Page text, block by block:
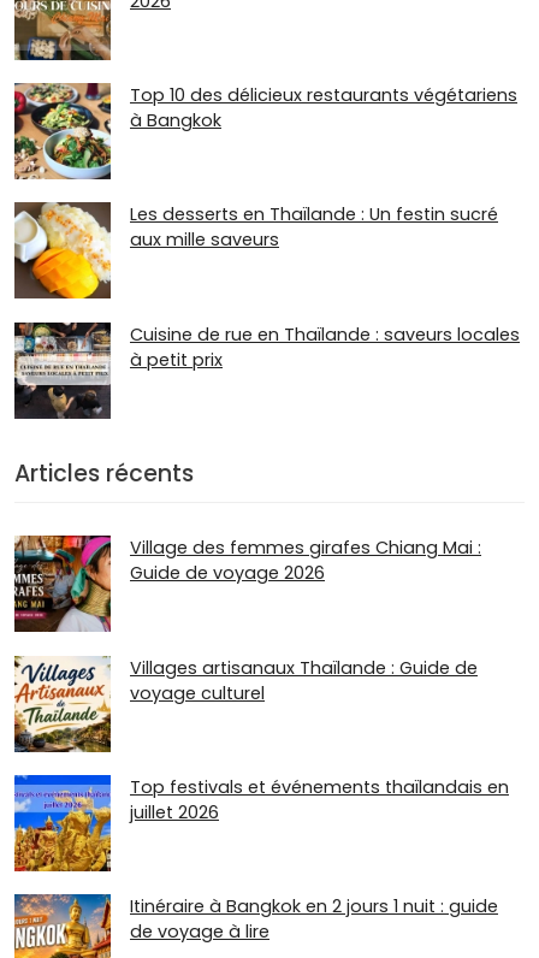
Top 10 des délicieux restaurants végétariens
à Bangkok
Les desserts en Thaïlande : Un festin sucré
aux mille saveurs
Cuisine de rue en Thaïlande : saveurs locales
à petit prix
Articles récents
Village des femmes girafes Chiang Mai :
Guide de voyage 2026
Villages artisanaux Thaïlande : Guide de
voyage culturel
Top festivals et événements thaïlandais en
juillet 2026
Itinéraire à Bangkok en 2 jours 1 nuit : guide
de voyage à lire